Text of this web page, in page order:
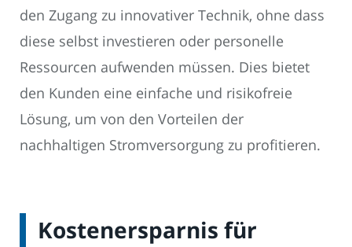
den Zugang zu innovativer Technik, ohne dass
diese selbst investieren oder personelle
Ressourcen aufwenden müssen. Dies bietet
den Kunden eine einfache und risikofreie
Lösung, um von den Vorteilen der
nachhaltigen Stromversorgung zu profitieren.
Kostenersparnis für